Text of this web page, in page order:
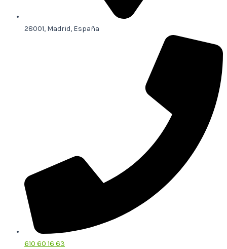
28001, Madrid, España
610 60 16 63